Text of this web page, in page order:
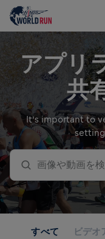
アプリ
共
It’s important to
画像や動画を検索 (例
すべて ビデオ